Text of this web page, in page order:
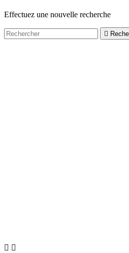
Effectuez une nouvelle recherche

 